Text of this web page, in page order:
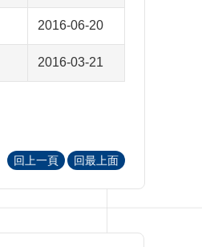
2016-06-20
2016-03-21
回上一頁 回最上面